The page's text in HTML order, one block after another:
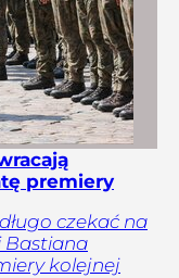
premiery
czekać na
Bastiana
kolejnej